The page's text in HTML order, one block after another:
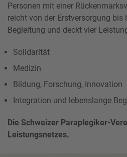
Personen mit einer
reicht von der Erstversorgung bis
Begleitung und deckt vier
Solidarität
Medizin
Bildung, Forschung, Innovation
Integration und lebenslange
Die Schweizer Paraplegiker-
Leistungsnetzes.